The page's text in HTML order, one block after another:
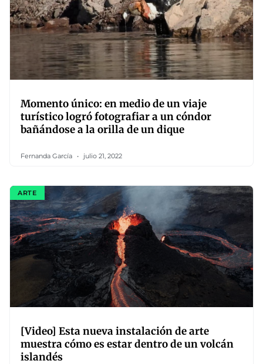
Momento único: en medio de un viaje
turístico logró fotografiar a un cóndor
bañándose a la orilla de un dique
Fernanda García julio 21, 2022
ARTE
[Video] Esta nueva instalación de arte
muestra cómo es estar dentro de un volcán
islandés